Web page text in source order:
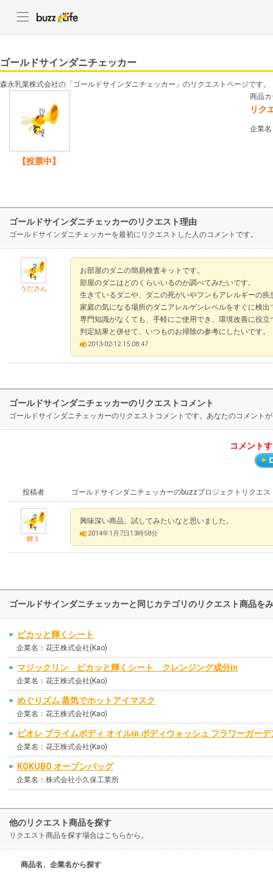
ゴールドサインダニチェッカー
森永乳業株式会社の「ゴールドサインダニチェッカー」のリクエストページです。
【投票中】
商品
リク
企業
ゴールドサインダニチェッカーのリクエスト理由
ゴールドサインダニチェッカーを最初にリクエストした人のコメントです。
うださん
お部屋のダニの簡易検査キットです。
部屋のダニはどのくらいいるのか調べてみたいです。
生きているダニや、ダニの死がいやフンもアレルギーの疾
家庭の気になる場所のダニアレルゲンレベルをすぐに検出
専門知識がなくても、手軽にご使用でき、環境改善に役
判定結果と併せて、いつものお掃除の参考にしたいです。
2013-02-12 15:08:47
ゴールドサインダニチェッカーのリクエストコメント
ゴールドサインダニチェッカーのリクエストコメントです。あなたのコメント
コメント
投稿者 ゴールドサインダニチェッカーのbuzzプロジェクトリクエス
鯉１
興味深い商品。試してみたいなと思いました。
2014年1月7日13時58分
ゴールドサインダニチェッカーと同じカテゴリのリクエスト商品を
ピカッと輝くシート
企業名：花王株式会社(Kao)
マジックリン ピカッと輝くシート クレンジング成分in
企業名：花王株式会社(Kao)
めぐりズム 蒸気でホットアイマスク
企業名：花王株式会社(Kao)
ビオレ プライムボディ オイルin ボディウォッシュ フラワーガー
企業名：花王株式会社(Kao)
KOKUBO オーブンバッグ
企業名：株式会社小久保工業所
他のリクエスト商品を探す
リクエスト商品を探す場合はこちらから。
商品名、企業名から探す